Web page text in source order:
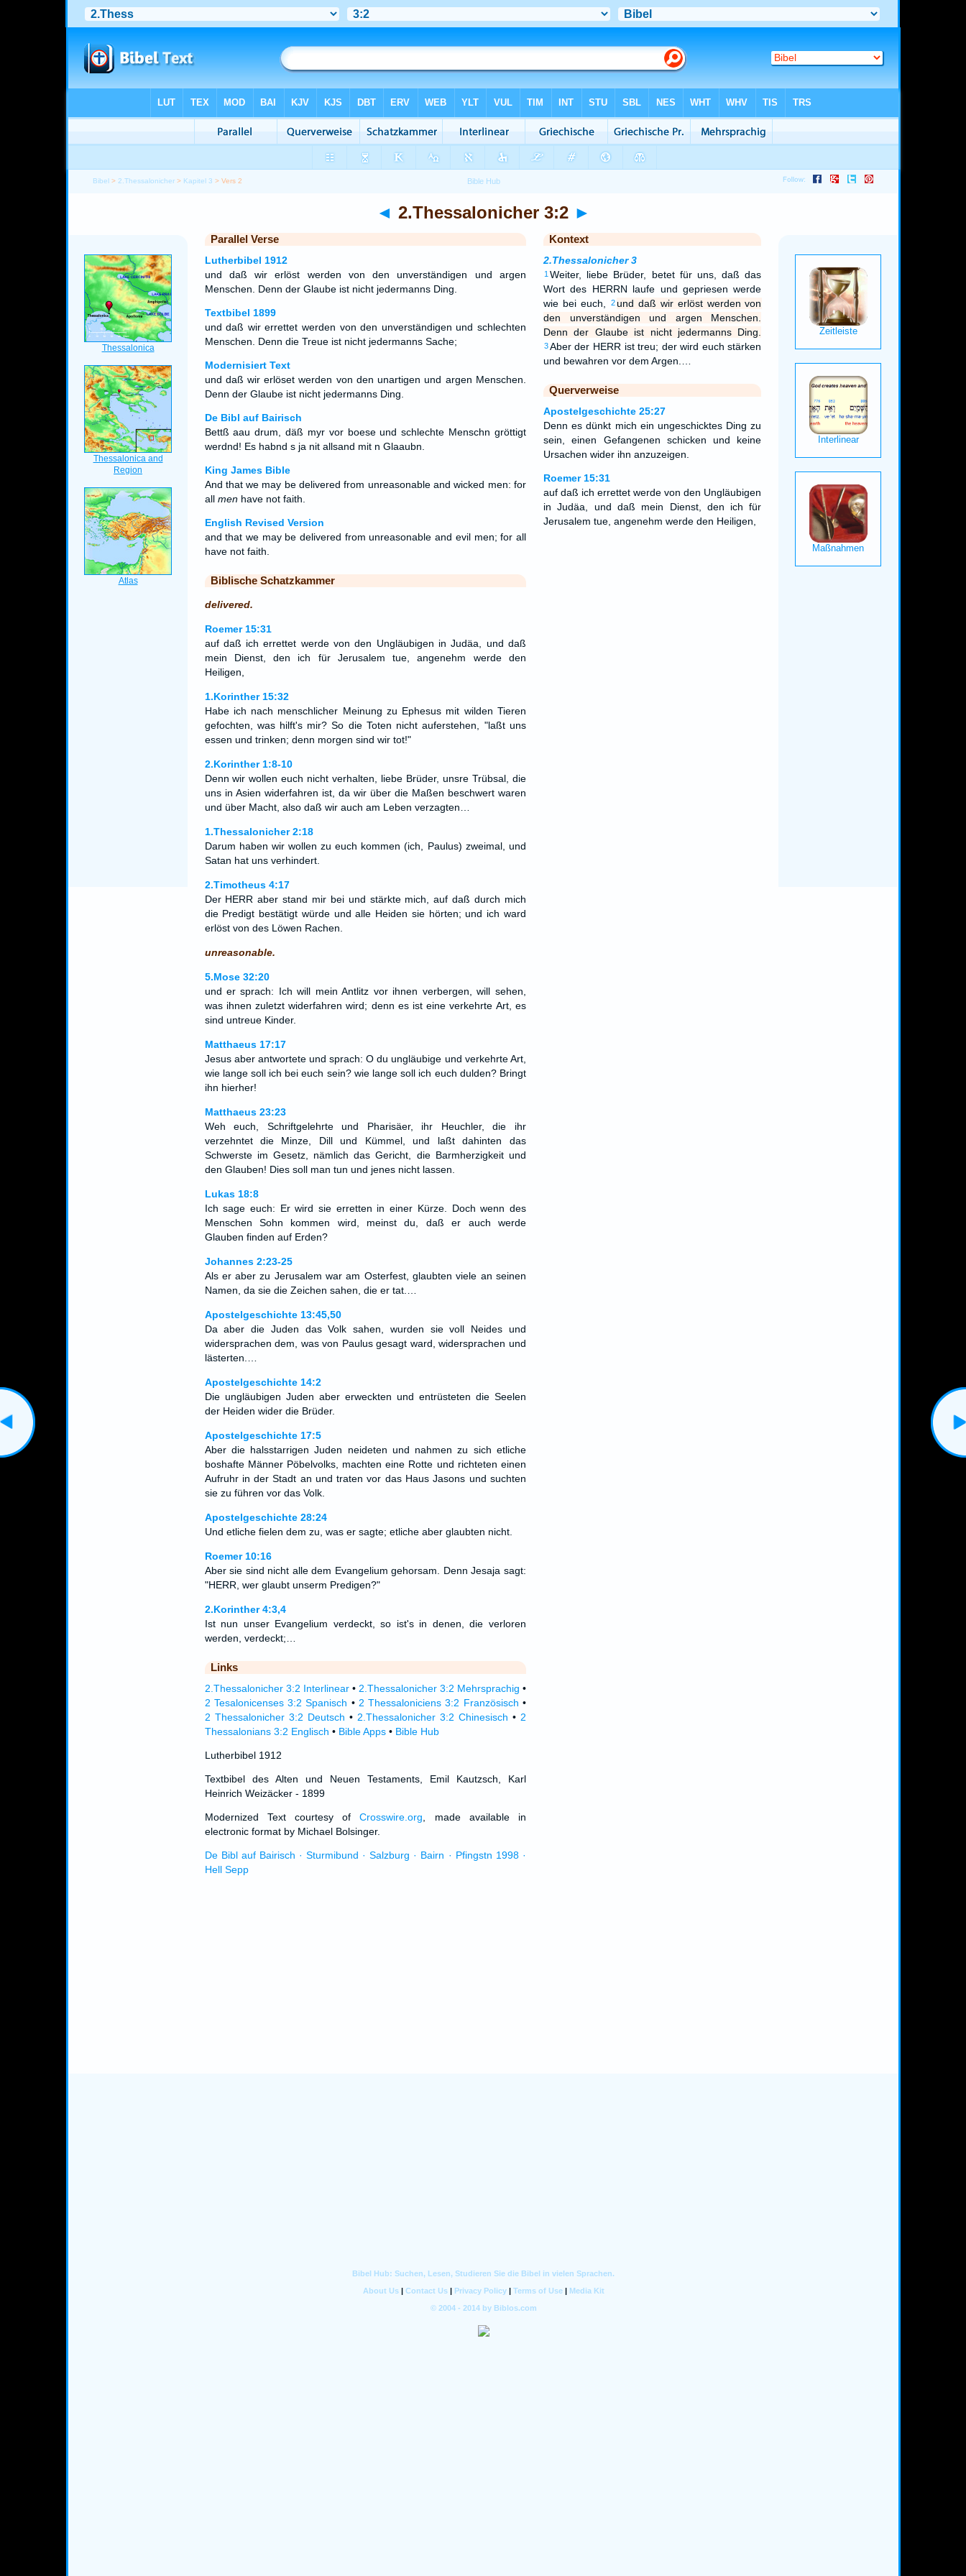
Bibel > 2.Thessalonicher > Kapitel 3 > Vers 2
◄ 2.Thessalonicher 3:2 ►
Parallel Verse
Lutherbibel 1912
und daß wir erlöst werden von den unverständigen und argen
Menschen. Denn der Glaube ist nicht jedermanns Ding.
Textbibel 1899
und daß wir errettet werden von den unverständigen und schlechten
Menschen. Denn die Treue ist nicht jedermanns Sache;
Modernisiert Text
und daß wir erlöset werden von den unartigen und argen Menschen.
Denn der Glaube ist nicht jedermanns Ding.
De Bibl auf Bairisch
Bettß aau drum, däß myr vor boese und schlechte Menschn gröttigt
werdnd! Es habnd s ja nit allsand mit n Glaaubn.
King James Bible
And that we may be delivered from unreasonable and wicked men: for
all menhave not faith.
English Revised Version
and that we may be delivered from unreasonable and evil men; for all
have not faith.
Biblische Schatzkammer
delivered.
Roemer 15:31
auf daß ich errettet werde von den Ungläubigen in Judäa, und daß
mein Dienst, den ich für Jerusalem tue, angenehm werde den
Heiligen,
1.Korinther 15:32
Habe ich nach menschlicher Meinung zu Ephesus mit wilden Tieren
gefochten, was hilft's mir? So die Toten nicht auferstehen, "laßt uns
essen und trinken; denn morgen sind wir tot!"
2.Korinther 1:8-10
Denn wir wollen euch nicht verhalten, liebe Brüder, unsre Trübsal, die
uns in Asien widerfahren ist, da wir über die Maßen beschwert waren
und über Macht, also daß wir auch am Leben verzagten…
1.Thessalonicher 2:18
Darum haben wir wollen zu euch kommen (ich, Paulus) zweimal, und
Satan hat uns verhindert.
2.Timotheus 4:17
Der HERR aber stand mir bei und stärkte mich, auf daß durch mich
die Predigt bestätigt würde und alle Heiden sie hörten; und ich ward
erlöst von des Löwen Rachen.
unreasonable.
5.Mose 32:20
und er sprach: Ich will mein Antlitz vor ihnen verbergen, will sehen,
was ihnen zuletzt widerfahren wird; denn es ist eine verkehrte Art, es
sind untreue Kinder.
Matthaeus 17:17
Jesus aber antwortete und sprach: O du ungläubige und verkehrte Art,
wie lange soll ich bei euch sein? wie lange soll ich euch dulden? Bringt
ihn hierher!
Matthaeus 23:23
Weh euch, Schriftgelehrte und Pharisäer, ihr Heuchler, die ihr
verzehntet die Minze, Dill und Kümmel, und laßt dahinten das
Schwerste im Gesetz, nämlich das Gericht, die Barmherzigkeit und
den Glauben! Dies soll man tun und jenes nicht lassen.
Lukas 18:8
Ich sage euch: Er wird sie erretten in einer Kürze. Doch wenn des
Menschen Sohn kommen wird, meinst du, daß er auch werde
Glauben finden auf Erden?
Johannes 2:23-25
Als er aber zu Jerusalem war am Osterfest, glaubten viele an seinen
Namen, da sie die Zeichen sahen, die er tat.…
Apostelgeschichte 13:45,50
Da aber die Juden das Volk sahen, wurden sie voll Neides und
widersprachen dem, was von Paulus gesagt ward, widersprachen und
lästerten.…
Apostelgeschichte 14:2
Die ungläubigen Juden aber erweckten und entrüsteten die Seelen
der Heiden wider die Brüder.
Apostelgeschichte 17:5
Aber die halsstarrigen Juden neideten und nahmen zu sich etliche
boshafte Männer Pöbelvolks, machten eine Rotte und richteten einen
Aufruhr in der Stadt an und traten vor das Haus Jasons und suchten
sie zu führen vor das Volk.
Apostelgeschichte 28:24
Und etliche fielen dem zu, was er sagte; etliche aber glaubten nicht.
Roemer 10:16
Aber sie sind nicht alle dem Evangelium gehorsam. Denn Jesaja sagt:
"HERR, wer glaubt unserm Predigen?"
2.Korinther 4:3,4
Ist nun unser Evangelium verdeckt, so ist's in denen, die verloren
werden, verdeckt;…
Links
2.Thessalonicher 3:2 Interlinear• 2.Thessalonicher 3:2 Mehrsprachig •
2 Tesalonicenses 3:2 Spanisch • 2 Thessaloniciens 3:2 Französisch •
2 Thessalonicher 3:2 Deutsch • 2.Thessalonicher 3:2 Chinesisch • 2
Thessalonians 3:2 Englisch • Bible Apps• Bible Hub
Lutherbibel 1912
Textbibel des Alten und Neuen Testaments, Emil Kautzsch, Karl
Heinrich Weizäcker - 1899
Modernized Text courtesy ofCrosswire.org , made available in
electronic format by Michael Bolsinger.
De Bibl auf Bairisch · Sturmibund · Salzburg · Bairn · Pfingstn 1998 ·
Hell Sepp
Kontext
2.Thessalonicher 3
1 Weiter, liebe Brüder, betet für uns, daß das
Wort des HERRN laufe und gepriesen werde
wie bei euch,
2und daß wir erlöst werden von
den unverständigen und argen Menschen.
Denn der Glaube ist nicht jedermanns Ding.
3Aber der HERR ist treu; der wird euch stärken
und bewahren vor dem Argen.…
Querverweise
Apostelgeschichte 25:27
Denn es dünkt mich ein ungeschicktes Ding zu
sein, einen Gefangenen schicken und keine
Ursachen wider ihn anzuzeigen.
Roemer 15:31
auf daß ich errettet werde von den Ungläubigen
in Judäa, und daß mein Dienst, den ich für
Jerusalem tue, angenehm werde den Heiligen,